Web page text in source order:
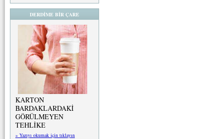
DERDİME BİR ÇARE
KARTON
BARDAKLARDAKİ
GÖRÜLMEYEN
TEHLİKE
» Yazıyı okumak için tıklayın